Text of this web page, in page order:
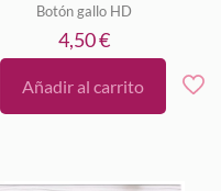
Botón gallo HD
4,50€
Añadir al carrito